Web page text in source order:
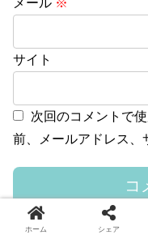
メール ※
サイト
次回のコメントで
前、メールアドレス、
ホーム シェア